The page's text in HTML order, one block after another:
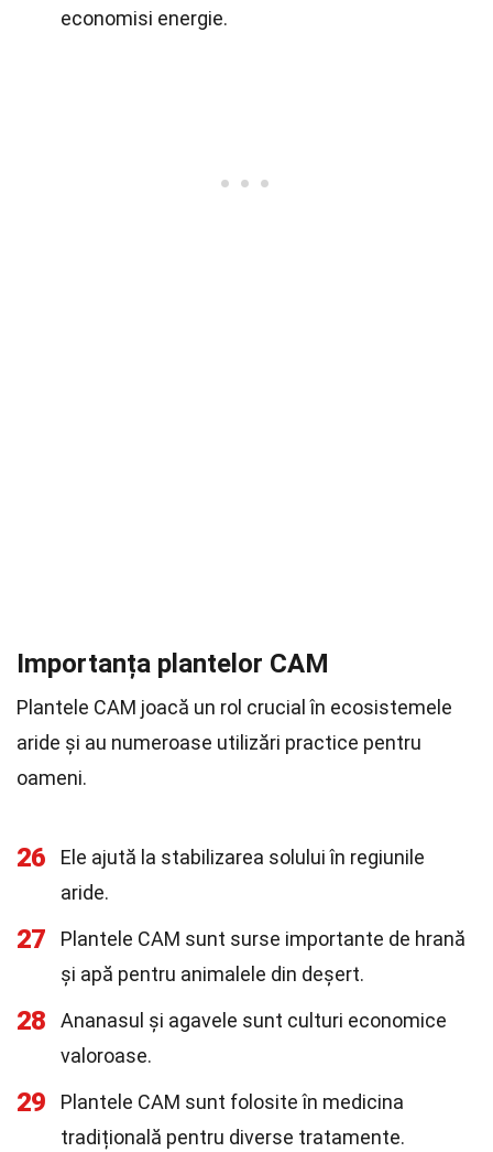
economisi energie.
Importanța plantelor CAM
Plantele CAM joacă un rol crucial în ecosistemele
aride și au numeroase utilizări practice pentru
oameni.
26
Ele ajută la stabilizarea solului în regiunile
aride.
27
Plantele CAM sunt surse importante de hrană
și apă pentru animalele din deșert.
28
Ananasul și agavele sunt culturi economice
valoroase.
29
Plantele CAM sunt folosite în medicina
tradițională pentru diverse tratamente.